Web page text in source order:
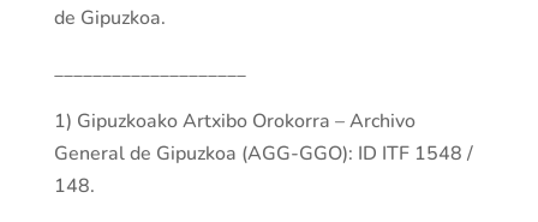
de Gipuzkoa.
____________________
1) Gipuzkoako Artxibo Orokorra – Archivo
General de Gipuzkoa (AGG-GGO): ID ITF 1548 /
148.